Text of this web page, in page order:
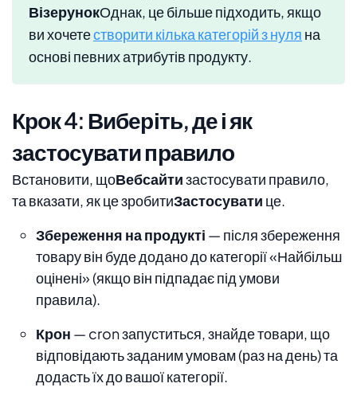
ВізерунокОднак, це більше підходить, якщо
ви хочетестворити кілька категорій з нуля на
основі певних атрибутів продукту.
Крок 4: Виберіть, де і як
застосувати правило
Встановити, щоВебсайтизастосувати правило,
та вказати, як це зробитиЗастосувати це.
Збереження на продукті — після збереження
товару він буде додано до категорії «Найбільш
оцінені» (якщо він підпадає під умови
правила).
Крон — cron запуститься, знайде товари, що
відповідають заданим умовам (раз на день) та
додасть їх до вашої категорії.